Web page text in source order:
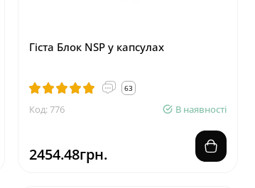
Гіста Блок NSP у капсулах
63
Код: 776 В наявності
2454.48грн.